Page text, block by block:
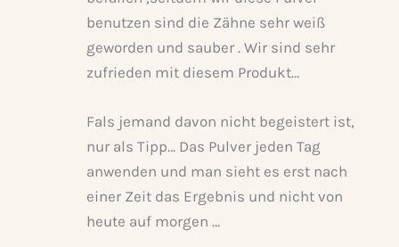
benutzen sind die Zähne sehr weiß
geworden und sauber . Wir sind sehr
zufrieden mit diesem Produkt…
Fals jemand davon nicht begeistert ist,
nur als Tipp… Das Pulver jeden Tag
anwenden und man sieht es erst nach
einer Zeit das Ergebnis und nicht von
heute auf morgen …